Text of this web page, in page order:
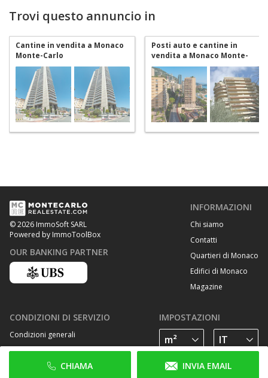
CHIAMA INVIA EMAIL
Trovi questo annuncio in
Cantine in vendita a Monaco
Monte-Carlo
Posti auto e cantine in
vendita a Monaco Monte-
Carlo
© 2026 ImmoSoft SARL
Powered by ImmoToolBox
OUR BANKING PARTNER
INFORMAZIONI
Chi siamo
Contatti
Quartieri di Monaco
Edifici di Monaco
Magazine
CONDIZIONI DI SERVIZIO
Condizioni generali
Privacy Policy
Cookie Policy
IMPOSTAZIONI
SEGUICI SU